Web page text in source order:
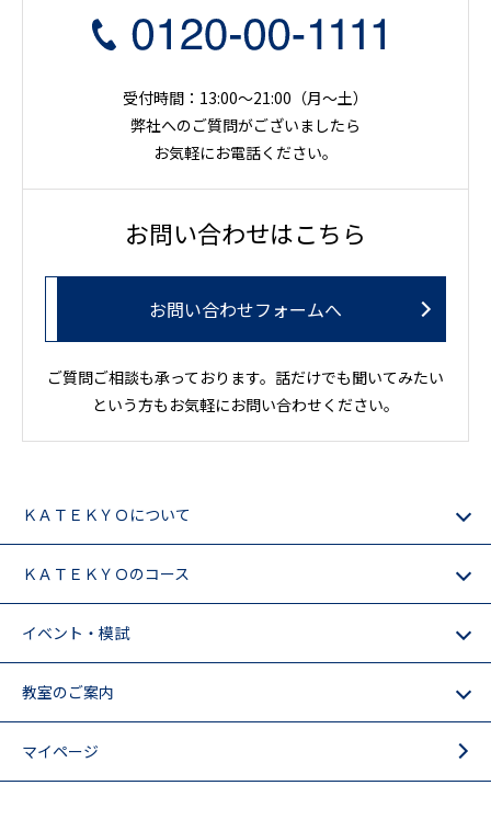
受付時間：13:00～21:00（月〜土）
弊社へのご質問がございましたら
お気軽にお電話ください。
お問い合わせはこちら
お問い合わせフォームへ
ご質問ご相談も承っております。話だけでも聞いてみたい
という方もお気軽にお問い合わせください。
ＫＡＴＥＫＹＯについて
ＫＡＴＥＫＹＯのコース
イベント・模試
教室のご案内
マイページ